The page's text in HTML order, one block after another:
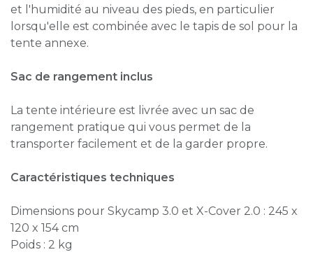
et l'humidité au niveau des pieds, en particulier
lorsqu'elle est combinée avec le tapis de sol pour la
tente annexe.
Sac de rangement inclus
La tente intérieure est livrée avec un sac de
rangement pratique qui vous permet de la
transporter facilement et de la garder propre.
Caractéristiques techniques
Dimensions pour Skycamp 3.0 et X-Cover 2.0 : 245 x
120 x 154 cm
Poids : 2 kg